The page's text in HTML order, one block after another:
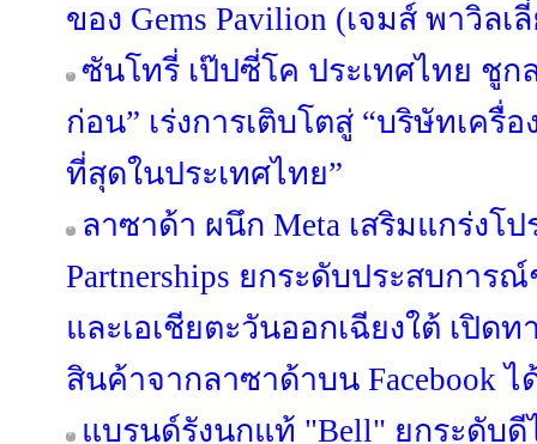
ของ Gems Pavilion (เจมส์ พาวิลเ
ซันโทรี่ เป๊ปซี่โค ประเทศไทย ชู
ก่อน” เร่งการเติบโตสู่ “บริษัทเครื่
ที่สุดในประเทศไทย”
ลาซาด้า ผนึก Meta เสริมแกร่งโ
Partnerships ยกระดับประสบการ
และเอเชียตะวันออกเฉียงใต้ เปิดท
สินค้าจากลาซาด้าบน Facebook
แบรนด์รังนกแท้ "Bell" ยกระดับ